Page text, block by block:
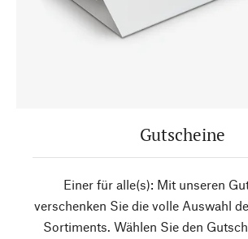
Gutscheine
Einer für alle(s): Mit unseren
verschenken Sie die volle Auswahl
Sortiments. Wählen Sie den